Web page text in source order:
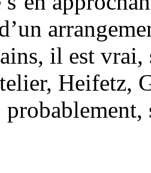
il est
Heifetz,
probablement,